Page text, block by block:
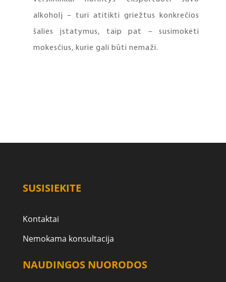
alkoholį – turi atitikti griežtus konkrečios
šalies įstatymus, taip pat – susimokėti
mokesčius, kurie gali būti nemaži.
SUSISIEKITE
Kontaktai
Nemokama konsultacija
NAUDINGOS NUORODOS